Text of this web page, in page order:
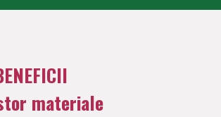
materiale